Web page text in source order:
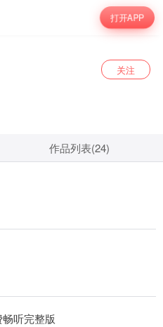
打开APP
关注
作品列表(24)
畅听完整版